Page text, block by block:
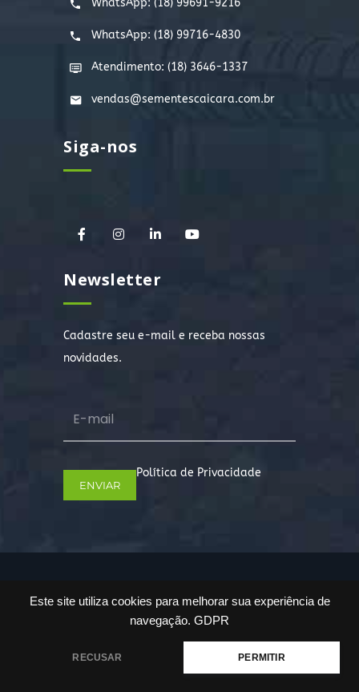
Este site utiliza cookies para melhorar sua experiência de
navegação. GDPR
RECUSAR PERMITIR
WhatsApp: (18) 99716-4830
Atendimento: (18) 3646-1337
vendas@sementescaicara.com.br
Siga-nos
Newsletter
Cadastre seu e-mail e receba nossas
novidades.
Política de Privacidade
reservados.